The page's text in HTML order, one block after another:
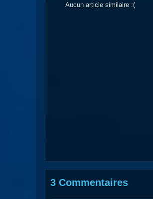
Aucun article similaire :(
3 Commentaires